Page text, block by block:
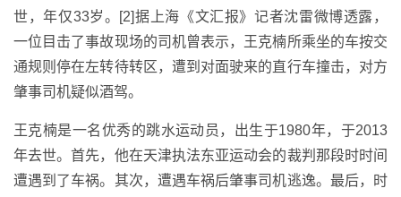
世，年仅33岁。[2]据上海《文汇报》记者沈雷微博透露，
一位目击了事故现场的司机曾表示，王克楠所乘坐的车按交
通规则停在左转待转区，遭到对面驶来的直行车撞击，对方
肇事司机疑似酒驾。
王克楠是一名优秀的跳水运动员，出生于1980年，于2013
年去世。首先，他在天津执法东亚运动会的裁判那段时时间
遭遇到了车祸。其次，遭遇车祸后肇事司机逃逸。最后，时